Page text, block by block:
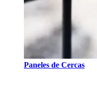
Paneles de Cercas